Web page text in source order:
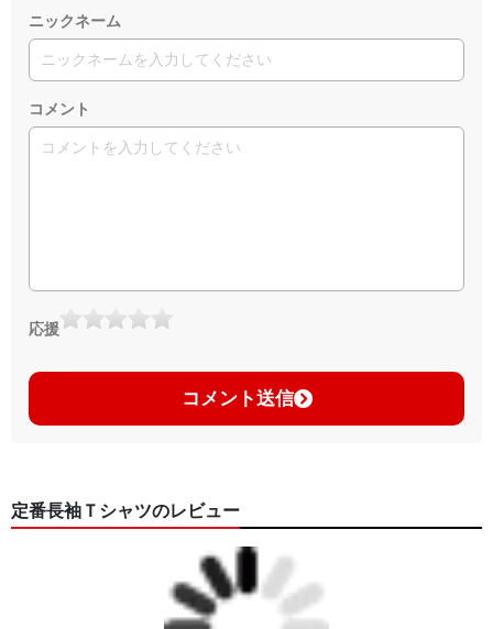
ニックネーム
コメント
応援
コメント送信
定番長袖Ｔシャツのレビュー